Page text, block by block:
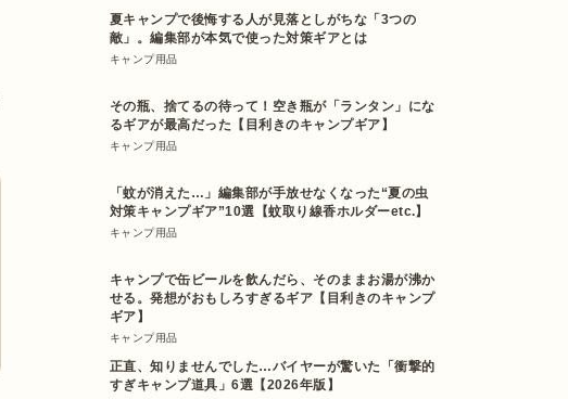
夏キャンプで後悔する人が見落としがちな「3つの
敵」。編集部が本気で使った対策ギアとは
キャンプ用品
その瓶、捨てるの待って！空き瓶が「ランタン」にな
るギアが最高だった【目利きのキャンプギア】
キャンプ用品
「蚊が消えた…」編集部が手放せなくなった“夏の虫
対策キャンプギア”10選【蚊取り線香ホルダーetc.】
キャンプ用品
キャンプで缶ビールを飲んだら、そのままお湯が沸か
せる。発想がおもしろすぎるギア【目利きのキャンプ
ギア】
キャンプ用品
正直、知りませんでした…バイヤーが驚いた「衝撃的
すぎキャンプ道具」6選【2026年版】